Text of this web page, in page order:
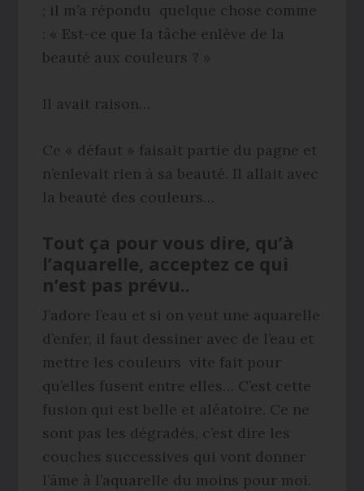
; il m’a répondu quelque chose comme
: « Est-ce que la tâche enlève de la
beauté aux couleurs ? »
Il avait raison…
Ce « défaut » faisait partie du pagne et
n’enlevait rien à sa beauté. Il allait avec
la beauté des couleurs…
Tout ça pour vous dire, qu’à
l’aquarelle, acceptez ce qui
n’est pas prévu..
J’adore l’eau et si on veut une aquarelle
d’enfer, il faut dessiner avec de l’eau et
mettre les couleurs vite fait pour
qu’elles fusent entre elles… C’est cette
fusion qui est belle et aléatoire. Ce ne
sont pas les dégradés, c’est dire les
couches successives qui vont donner
l’âme à l’aquarelle du moins pour moi.